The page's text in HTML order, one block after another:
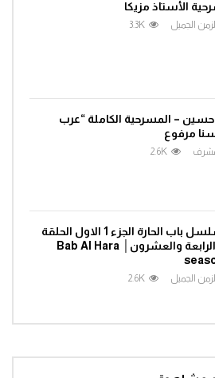
الأستاذ مزيكا
الزمن الجميل 3.3K
حسين – المسرحية الكاملة “عرب
مرفوع
2.6K
مسلسل باب الحارة الجزء 1 الاول الحلقة
24 الرابعة والعشرون│ Bab Al Hara
الزمن الجميل 2.6K